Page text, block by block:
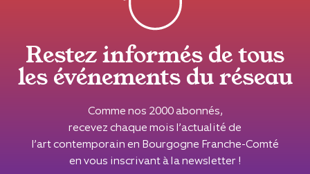
Restez informés de tous
les événements du réseau
Comme nos 2000 abonnés,
recevez chaque mois l’actualité de
l’art contemporain en Bourgogne Franche-Comté
en vous inscrivant à la newsletter !